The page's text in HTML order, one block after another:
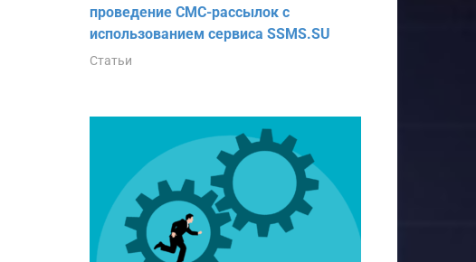
проведение СМС-рассылок с
использованием сервиса SSMS.SU
Статьи